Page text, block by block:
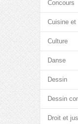
Concours
Cuisine et
Culture
Danse
Dessin
Dessin
Droit et